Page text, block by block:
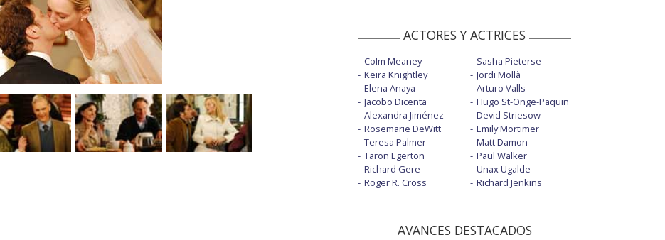
ACTORES Y ACTRICES
Colm Meaney
Keira Knightley
Elena Anaya
Jacobo Dicenta
Alexandra Jiménez
Rosemarie DeWitt
Teresa Palmer
Taron Egerton
Richard Gere
Roger R. Cross
Sasha Pieterse
Jordi Mollà
Arturo Valls
Hugo St-Onge-Paquin
Devid Striesow
Emily Mortimer
Matt Damon
Paul Walker
Unax Ugalde
Richard Jenkins
AVANCES DESTACADOS